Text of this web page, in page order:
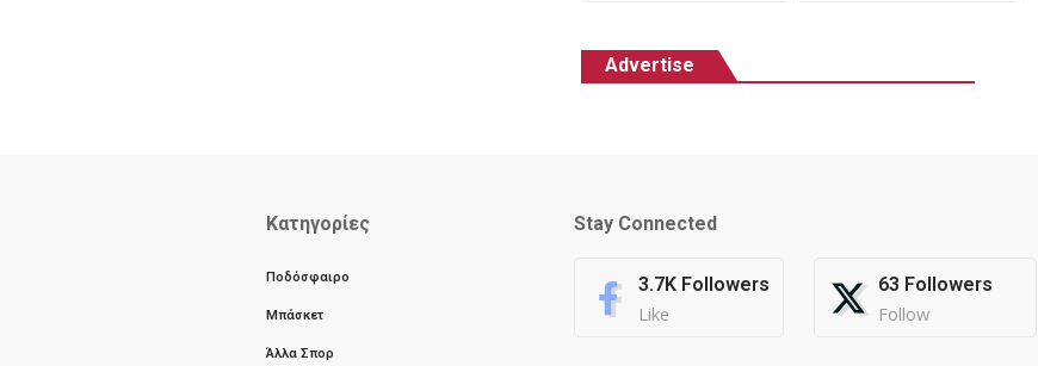
Advertise
Κατηγορίες
Ποδόσφαιρο
Μπάσκετ
Άλλα Σπορ
Stay Connected
3.7K Followers
Like
63 Followers
Follow